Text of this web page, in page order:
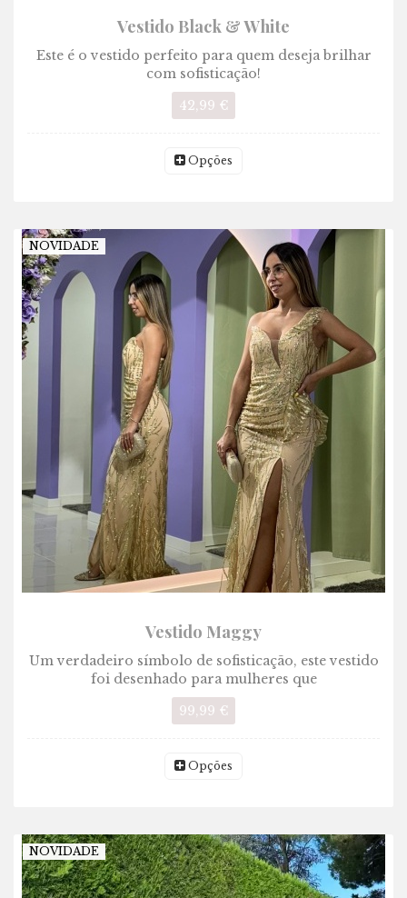
Vestido Black & White
Este é o vestido perfeito para quem deseja brilhar
com sofisticação!
42,99 €
Opções
NOVIDADE
Vestido Maggy
Um verdadeiro símbolo de sofisticação, este vestido
foi desenhado para mulheres que
99,99 €
Opções
NOVIDADE